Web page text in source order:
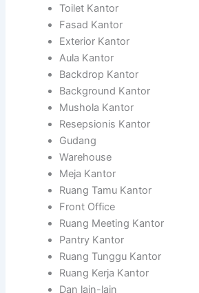
Toilet Kantor
Fasad Kantor
Exterior Kantor
Aula Kantor
Backdrop Kantor
Background Kantor
Mushola Kantor
Resepsionis Kantor
Gudang
Warehouse
Meja Kantor
Ruang Tamu Kantor
Front Office
Ruang Meeting Kantor
Pantry Kantor
Ruang Tunggu Kantor
Ruang Kerja Kantor
Dan lain-lain